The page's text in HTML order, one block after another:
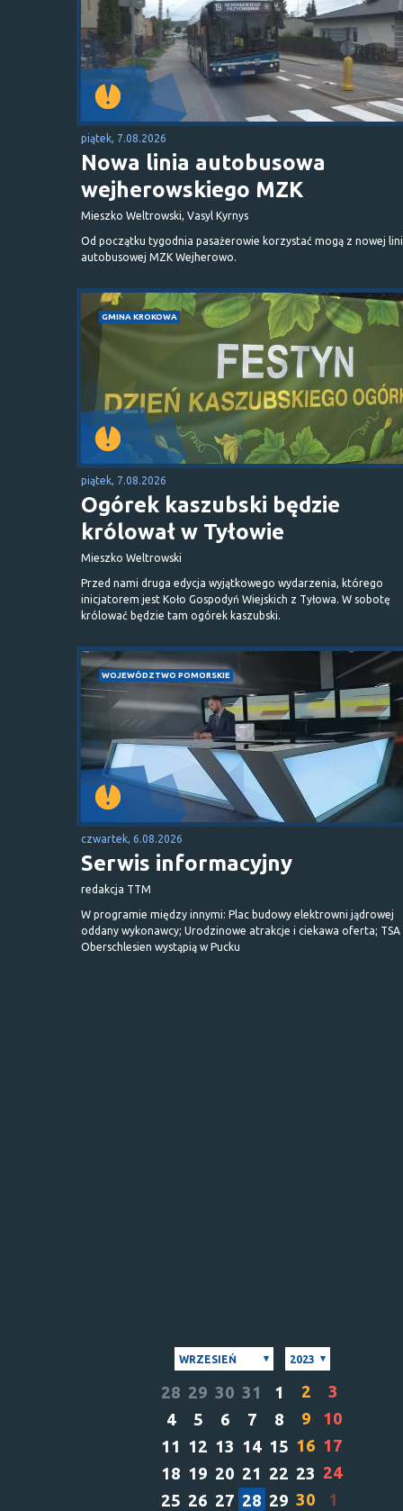
piątek, 7.08.2026
Nowa linia autobusowa
wejherowskiego MZK
Mieszko Weltrowski, Vasyl Kyrnys
Od początku tygodnia pasażerowie korzystać mogą z nowej
autobusowej MZK Wejherowo.
GMINA KROKOWA
piątek, 7.08.2026
Ogórek kaszubski będzie
królował w Tyłowie
Mieszko Weltrowski
Przed nami druga edycja wyjątkowego wydarzenia, którego
inicjatorem jest Koło Gospodyń Wiejskich z Tyłowa. W sobotę
królować będzie tam ogórek kaszubski.
WOJEWÓDZTWO POMORSKIE
czwartek, 6.08.2026
Serwis informacyjny
redakcja TTM
W programie między innymi: Plac budowy elektrowni jądrowej
oddany wykonawcy; Urodzinowe atrakcje i ciekawa oferta; TSA
Oberschlesien wystąpią w Pucku
WRZESIEŃ 2023
28 29 30 31 1 2
3
4
5 6 7 8 9
10
11 12 13 14 15 16 17
18 19 20 21 22 23 24
25 26 27 28 29 30
1